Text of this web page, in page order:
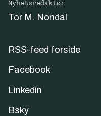
Nyhetsredaktør
Tor M. Nondal
RSS-feed forside
Facebook
Linkedin
Bsky